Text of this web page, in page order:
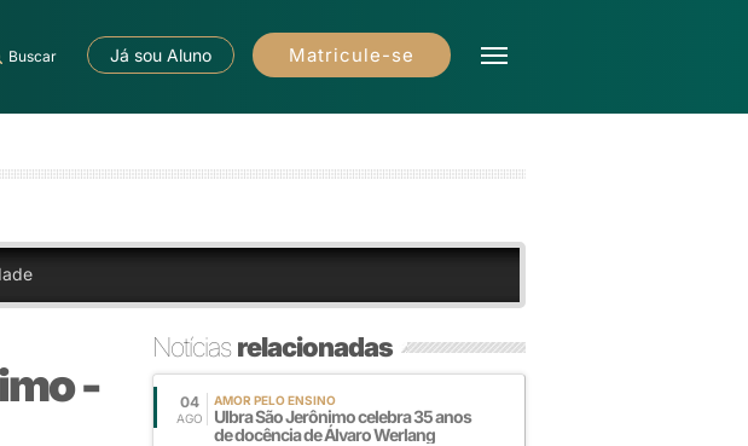
Buscar Já sou Aluno Matricule-se
-
Notíciasrelacionadas
04
AGO
AMOR PELO ENSINO
Ulbra São Jerônimo celebra 35 anos
de docência de Álvaro Werlang